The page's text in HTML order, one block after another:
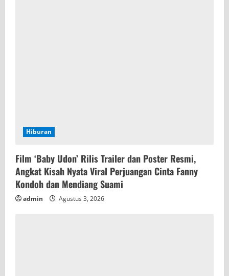
Hiburan
Film ‘Baby Udon’ Rilis Trailer dan Poster Resmi,
Angkat Kisah Nyata Viral Perjuangan Cinta Fanny
Kondoh dan Mendiang Suami
admin Agustus 3, 2026